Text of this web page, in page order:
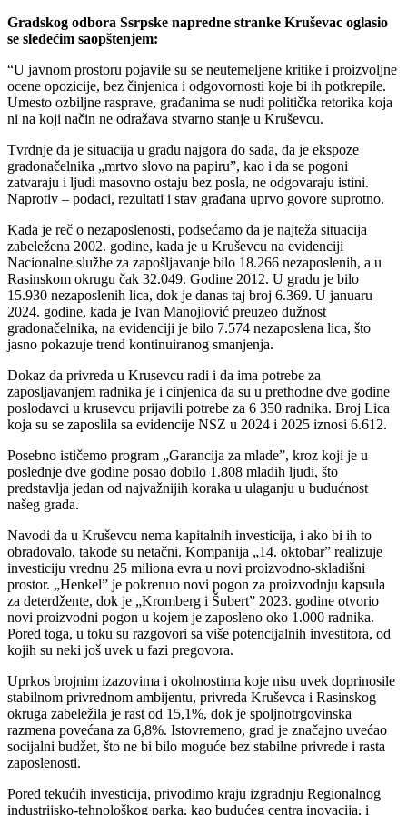
Gradskog odbora Ssrpske napredne stranke Kruševac oglasio
se sledećim saopštenjem:
“U javnom prostoru pojavile su se neutemeljene kritike i proizvoljne
ocene opozicije, bez činjenica i odgovornosti koje bi ih potkrepile.
Umesto ozbiljne rasprave, građanima se nudi politička retorika koja
ni na koji način ne odražava stvarno stanje u Kruševcu.
Tvrdnje da je situacija u gradu najgora do sada, da je ekspoze
gradonačelnika „mrtvo slovo na papiru”, kao i da se pogoni
zatvaraju i ljudi masovno ostaju bez posla, ne odgovaraju istini.
Naprotiv – podaci, rezultati i stav građana uprvo govore suprotno.
Kada je reč o nezaposlenosti, podsećamo da je najteža situacija
zabeležena 2002. godine, kada je u Kruševcu na evidenciji
Nacionalne službe za zapošljavanje bilo 18.266 nezaposlenih, a u
Rasinskom okrugu čak 32.049. Godine 2012. U gradu je bilo
15.930 nezaposlenih lica, dok je danas taj broj 6.369. U januaru
2024. godine, kada je Ivan Manojlović preuzeo dužnost
gradonačelnika, na evidenciji je bilo 7.574 nezaposlena lica, što
jasno pokazuje trend kontinuiranog smanjenja.
Dokaz da privreda u Krusevcu radi i da ima potrebe za
zaposljavanjem radnika je i cinjenica da su u prethodne dve godine
poslodavci u krusevcu prijavili potrebe za 6 350 radnika. Broj Lica
koja su se zaposlila sa evidencije NSZ u 2024 i 2025 iznosi 6.612.
Posebno ističemo program „Garancija za mlade”, kroz koji je u
poslednje dve godine posao dobilo 1.808 mladih ljudi, što
predstavlja jedan od najvažnijih koraka u ulaganju u budućnost
našeg grada.
Navodi da u Kruševcu nema kapitalnih investicija, i ako bi ih to
obradovalo, takođe su netačni. Kompanija „14. oktobar” realizuje
investiciju vrednu 25 miliona evra u novi proizvodno-skladišni
prostor. „Henkel” je pokrenuo novi pogon za proizvodnju kapsula
za deterdžente, dok je „Kromberg i Šubert” 2023. godine otvorio
novi proizvodni pogon u kojem je zaposleno oko 1.000 radnika.
Pored toga, u toku su razgovori sa više potencijalnih investitora, od
kojih su neki još uvek u fazi pregovora.
Uprkos brojnim izazovima i okolnostima koje nisu uvek doprinosile
stabilnom privrednom ambijentu, privreda Kruševca i Rasinskog
okruga zabeležila je rast od 15,1%, dok je spoljnotrgovinska
razmena povećana za 6,8%. Istovremeno, grad je značajno uvećao
socijalni budžet, što ne bi bilo moguće bez stabilne privrede i rasta
zaposlenosti.
Pored tekućih investicija, privodimo kraju izgradnju Regionalnog
industrijsko-tehnološkog parka, kao budućeg centra inovacija, i